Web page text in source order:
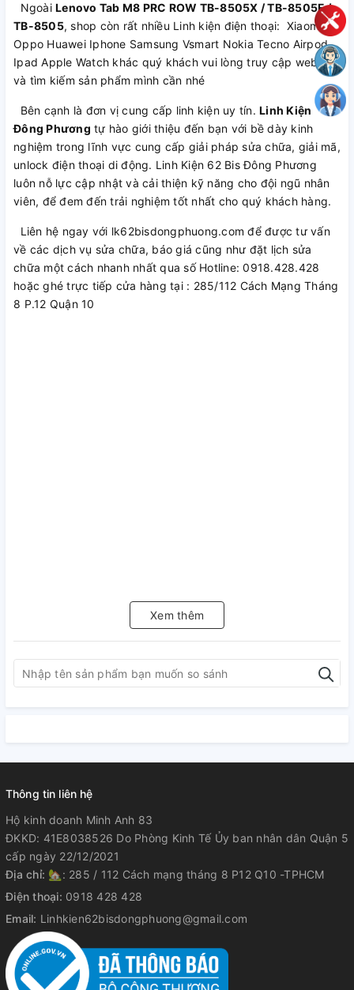
Ngoài Lenovo Tab M8 PRC ROW TB-8505X / TB-8505F /
TB-8505, shop còn rất nhiều Linh kiện điện thoại: Xiaomi
Oppo Huawei Iphone Samsung Vsmart Nokia Tecno Airpod
Ipad Apple Watch khác quý khách vui lòng truy cập website
và tìm kiếm sản phẩm mình cần nhé
Bên cạnh là đơn vị cung cấp linh kiện uy tín. Linh Kiện
Đông Phương tự hào giới thiệu đến bạn với bề dày kinh
nghiệm trong lĩnh vực cung cấp giải pháp sửa chữa, giải mã,
unlock điện thoại di động. Linh Kiện 62 Bis Đông Phương
luôn nỗ lực cập nhật và cải thiện kỹ năng cho đội ngũ nhân
viên, để đem đến trải nghiệm tốt nhất cho quý khách hàng.
Liên hệ ngay với lk62bisdongphuong.com để được tư vấn
về các dịch vụ sửa chữa, báo giá cũng như đặt lịch sửa
chữa một cách nhanh nhất qua số Hotline: 0918.428.428
hoặc ghé trực tiếp cửa hàng tại : 285/112 Cách Mạng Tháng
8 P.12 Quận 10
Xem thêm
Thông tin liên hệ
Hộ kinh doanh Minh Anh 83
ĐKKD: 41E8038526 Do Phòng Kinh Tế Ủy ban nhân dân Quận 5
cấp ngày 22/12/2021
Địa chỉ: 🏡: 285 / 112 Cách mạng tháng 8 P12 Q10 -TPHCM
Điện thoại: 0918 428 428
Email: Linhkien62bisdongphuong@gmail.com